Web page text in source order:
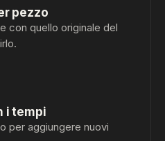
pezzo
con quello originale del
i tempi
per aggiungere nuovi